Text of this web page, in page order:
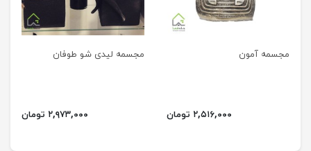
مجسمه آمون
۲,۵۱۶,۰۰۰ تومان
مجسمه لیدی شو طوفان
۲,۹۷۳,۰۰۰ تومان